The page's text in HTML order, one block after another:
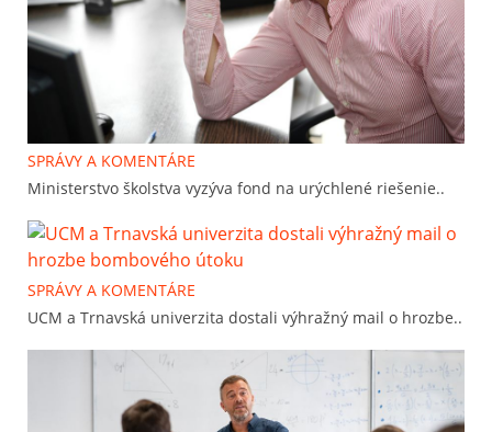
SPRÁVY A KOMENTÁRE
Ministerstvo školstva vyzýva fond na urýchlené riešenie..
SPRÁVY A KOMENTÁRE
UCM a Trnavská univerzita dostali výhražný mail o hrozbe..